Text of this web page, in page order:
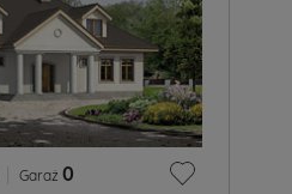
Garaż 0